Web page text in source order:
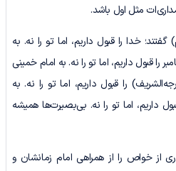
مثل اول باشد.
گفتند؛ خدا را قبول داریم، اما تو را نه. به
را قبول داریم، اما تو را نه. به امام خمینی
را قبول داریم، اما تو را نه. به
داریم، اما تو را نه. بی‌بصیرت‌ها همیشه
از خواص را از همراهی امام زمانشان و